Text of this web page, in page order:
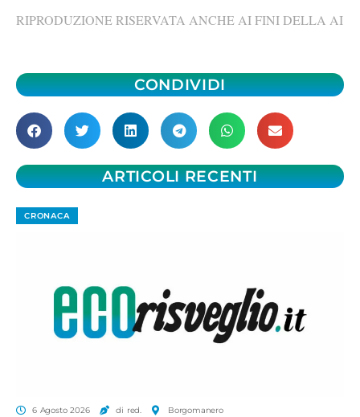
RIPRODUZIONE RISERVATA ANCHE AI FINI DELLA AI
CONDIVIDI
ARTICOLI RECENTI
CRONACA
6 Agosto 2026 di red. Borgomanero